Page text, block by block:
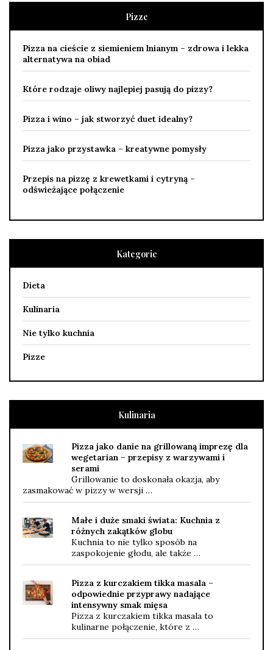
Pizze
Pizza na cieście z siemieniem lnianym – zdrowa i lekka
alternatywa na obiad
Które rodzaje oliwy najlepiej pasują do pizzy?
Pizza i wino – jak stworzyć duet idealny?
Pizza jako przystawka – kreatywne pomysły
Przepis na pizzę z krewetkami i cytryną –
odświeżające połączenie
Kategorie
Dieta
Kulinaria
Nie tylko kuchnia
Pizze
Kulinaria
Pizza jako danie na grillowaną imprezę dla
wegetarian – przepisy z warzywami i
serami
Grillowanie to doskonała okazja, aby
zasmakować w pizzy w wersji …
Małe i duże smaki świata: Kuchnia z
różnych zakątków globu
Kuchnia to nie tylko sposób na
zaspokojenie głodu, ale także …
Pizza z kurczakiem tikka masala –
odpowiednie przyprawy nadające
intensywny smak mięsa
Pizza z kurczakiem tikka masala to
kulinarne połączenie, które z …